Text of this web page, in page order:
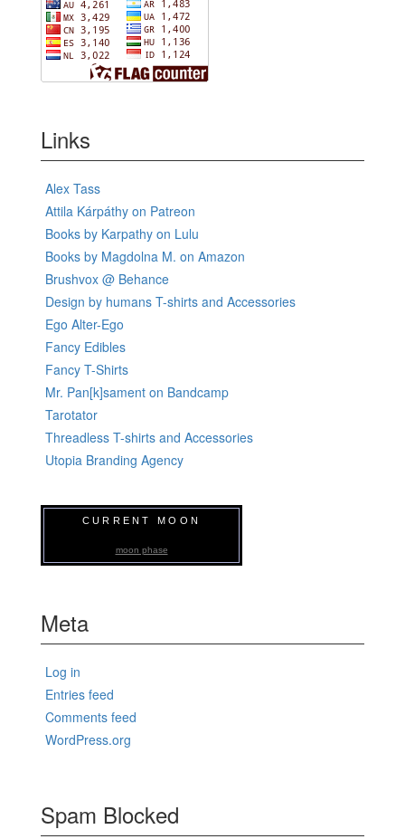
Links
Alex Tass
Attila Kárpáthy on Patreon
Books by Karpathy on Lulu
Books by Magdolna M. on Amazon
Brushvox @ Behance
Design by humans T-shirts and Accessories
Ego Alter-Ego
Fancy Edibles
Fancy T-Shirts
Mr. Pan[k]sament on Bandcamp
Tarotator
Threadless T-shirts and Accessories
Utopia Branding Agency
CURRENT MOON
moon phase
Meta
Log in
Entries feed
Comments feed
WordPress.org
Spam Blocked